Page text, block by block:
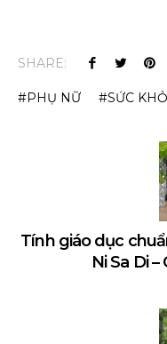
SHARE:
PHỤ NỮ SỨC
Tính giáo dục
Ni Sa Di